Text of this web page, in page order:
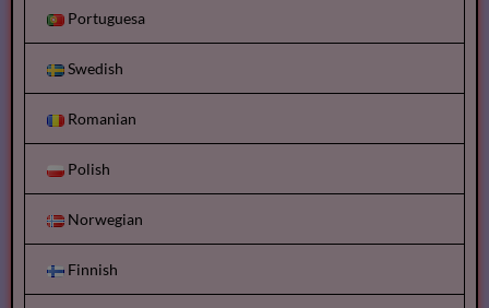
Portuguesa
Swedish
Romanian
Polish
Norwegian
Finnish